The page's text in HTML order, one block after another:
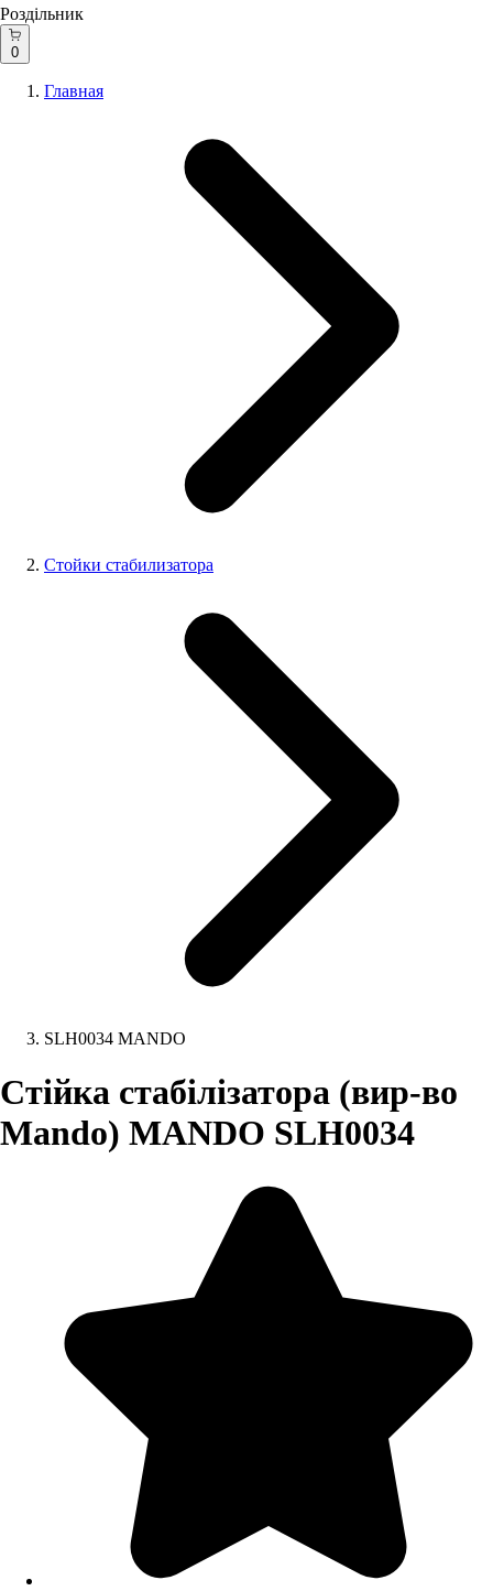
Роздільник
0
Главная
Стойки стабилизатора
SLH0034 MANDO
Стійка стабілізатора (вир-во
Mando) MANDO SLH0034